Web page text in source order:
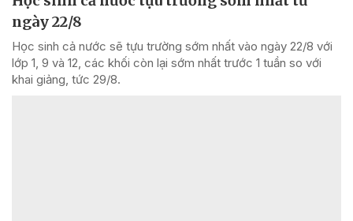
ngày 22/8
Học sinh cả nước sẽ tựu trường sớm nhất vào ngày 22/8 với
lớp 1, 9 và 12, các khối còn lại sớm nhất trước 1 tuần so với
khai giảng, tức 29/8.